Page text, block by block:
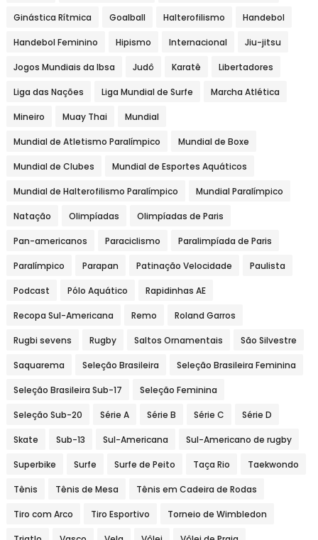
Ginástica Rítmica Goalball Halterofilismo Handebol
Handebol Feminino Hipismo Internacional Jiu-jitsu
Jogos Mundiais da Ibsa Judô Karatê Libertadores
Liga das Nações Liga Mundial de Surfe Marcha Atlética
Mineiro Muay Thai Mundial
Mundial de Atletismo Paralímpico Mundial de Boxe
Mundial de Clubes Mundial de Esportes Aquáticos
Mundial de Halterofilismo Paralímpico Mundial Paralímpico
Natação Olimpíadas Olimpíadas de Paris
Pan-americanos Paraciclismo Paralimpíada de Paris
Paralímpico Parapan Patinação Velocidade Paulista
Podcast Pólo Aquático Rapidinhas AE
Recopa Sul-Americana Remo Roland Garros
Rugbi sevens Rugby Saltos Ornamentais São Silvestre
Saquarema Seleção Brasileira Seleção Brasileira Feminina
Seleção Brasileira Sub-17 Seleção Feminina
Seleção Sub-20 Série A Série B Série C Série D
Skate Sub-13 Sul-Americana Sul-Americano de rugby
Superbike Surfe Surfe de Peito Taça Rio Taekwondo
Tênis Tênis de Mesa Tênis em Cadeira de Rodas
Tiro com Arco Tiro Esportivo Torneio de Wimbledon